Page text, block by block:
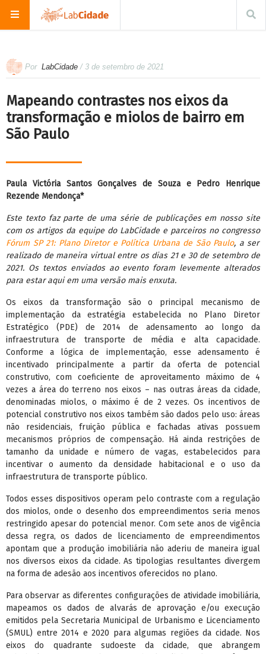
Por LabCidade / 3 de setembro de 2021
Mapeando contrastes nos eixos da
transformação e miolos de bairro em
São Paulo
Paula Victória Santos Gonçalves de Souza e Pedro Henrique
Rezende Mendonça*
Este texto faz parte de uma série de publicações em nosso site
com os artigos da equipe do LabCidade e parceiros no congresso
Fórum SP 21: Plano Diretor e Política Urbana de São Paulo, a ser
realizado de maneira virtual entre os dias 21 e 30 de setembro de
2021. Os textos enviados ao evento foram levemente alterados
para estar aqui em uma versão mais enxuta.
Os eixos da transformação são o principal mecanismo de
implementação da estratégia estabelecida no Plano Diretor
Estratégico (PDE) de 2014 de adensamento ao longo da
infraestrutura de transporte de média e alta capacidade.
Conforme a lógica de implementação, esse adensamento é
incentivado principalmente a partir da oferta de potencial
construtivo, com coeficiente de aproveitamento máximo de 4
vezes a área do terreno nos eixos – nas outras áreas da cidade,
denominadas miolos, o máximo é de 2 vezes. Os incentivos de
potencial construtivo nos eixos também são dados pelo uso: áreas
não residenciais, fruição pública e fachadas ativas possuem
mecanismos próprios de compensação. Há ainda restrições de
tamanho da unidade e número de vagas, estabelecidos para
incentivar o aumento da densidade habitacional e o uso da
infraestrutura de transporte público.
Todos esses dispositivos operam pelo contraste com a regulação
dos miolos, onde o desenho dos empreendimentos seria menos
restringido apesar do potencial menor. Com sete anos de vigência
dessa regra, os dados de licenciamento de empreendimentos
apontam que a produção imobiliária não aderiu de maneira igual
nos diversos eixos da cidade. As tipologias resultantes divergem
na forma de adesão aos incentivos oferecidos no plano.
Para observar as diferentes configurações de atividade imobiliária,
mapeamos os dados de alvarás de aprovação e/ou execução
emitidos pela Secretaria Municipal de Urbanismo e Licenciamento
(SMUL) entre 2014 e 2020 para algumas regiões da cidade. Nos
eixos do quadrante sudoeste da cidade, que abrangem